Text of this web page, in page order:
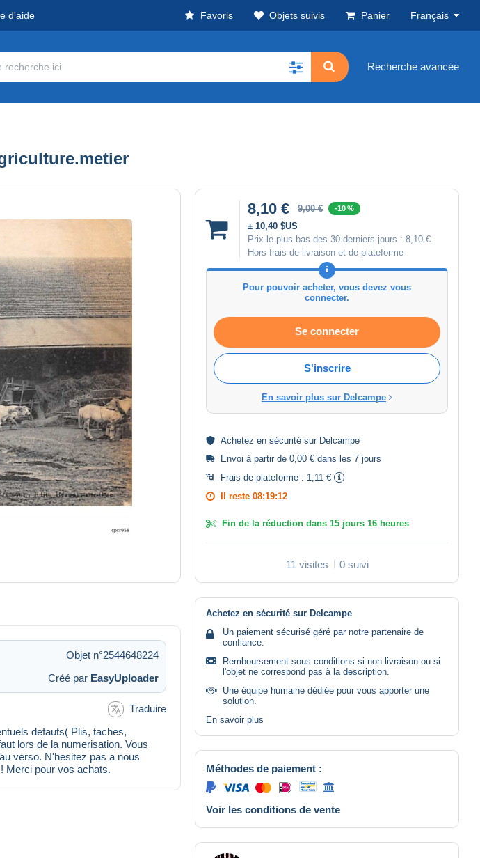
d'aide Favoris Objets suivis Panier Français
Recherche avancée
8,10 € 9,00 € -10 %
± 10,40 $US
Prix le plus bas des 30 derniers jours : 8,10 €
Hors frais de livraison et de plateforme
Pour pouvoir acheter, vous devez vous
connecter.
Se connecter
S'inscrire
En savoir plus sur Delcampe
Achetez en sécurité sur Delcampe
Envoi à partir de 0,00 € dans les 7 jours
Frais de plateforme : 1,11 €
Il reste 08:19:11
Fin de la réduction dans 15 jours 16 heures
11 visites 0 suivi
Objet n°2544648224
Créé par EasyUploader
Traduire
defauts( Plis, taches,
lors de la numerisation. Vous
verso. N'hesitez pas a nous
Merci pour vos achats.
Achetez en sécurité sur Delcampe
Un paiement sécurisé géré par notre partenaire de
confiance.
Remboursement sous conditions si non livraison ou si
l'objet ne correspond pas à la description.
Une équipe humaine dédiée pour vous apporter une
solution.
En savoir plus
Méthodes de paiement :
Voir les conditions de vente